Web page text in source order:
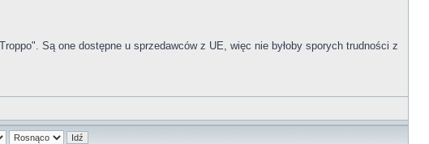
Są one dostępne u sprzedawców z UE, więc nie byłoby sporych trudności z